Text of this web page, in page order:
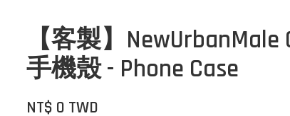
【客製】NewUrbanMale
手機殼 - Phone Case
NT$ 0 TWD